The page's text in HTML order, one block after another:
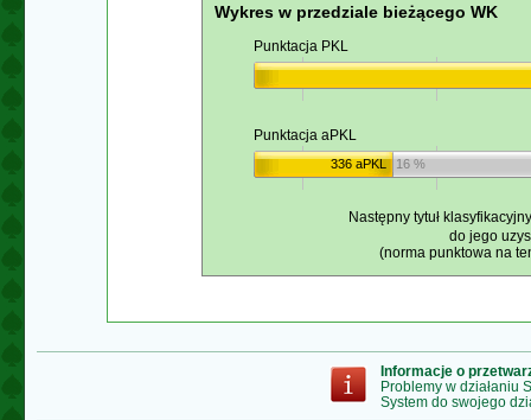
Wykres w przedziale bieżącego WK
Punktacja PKL
Punktacja aPKL
336 aPKL 16 %
Następny tytuł
do jego
(norma punktowa na
Informacje o
Problemy w działaniu
System do swojego